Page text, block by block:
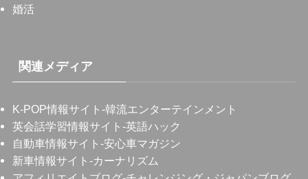
婚活
関連メディア
K-POP情報サイト -韓流エンターテインメント
英会話学習情報サイト -英語ハック
自動車情報サイト -安心車マガジン
新車情報サイト -カーナリズム